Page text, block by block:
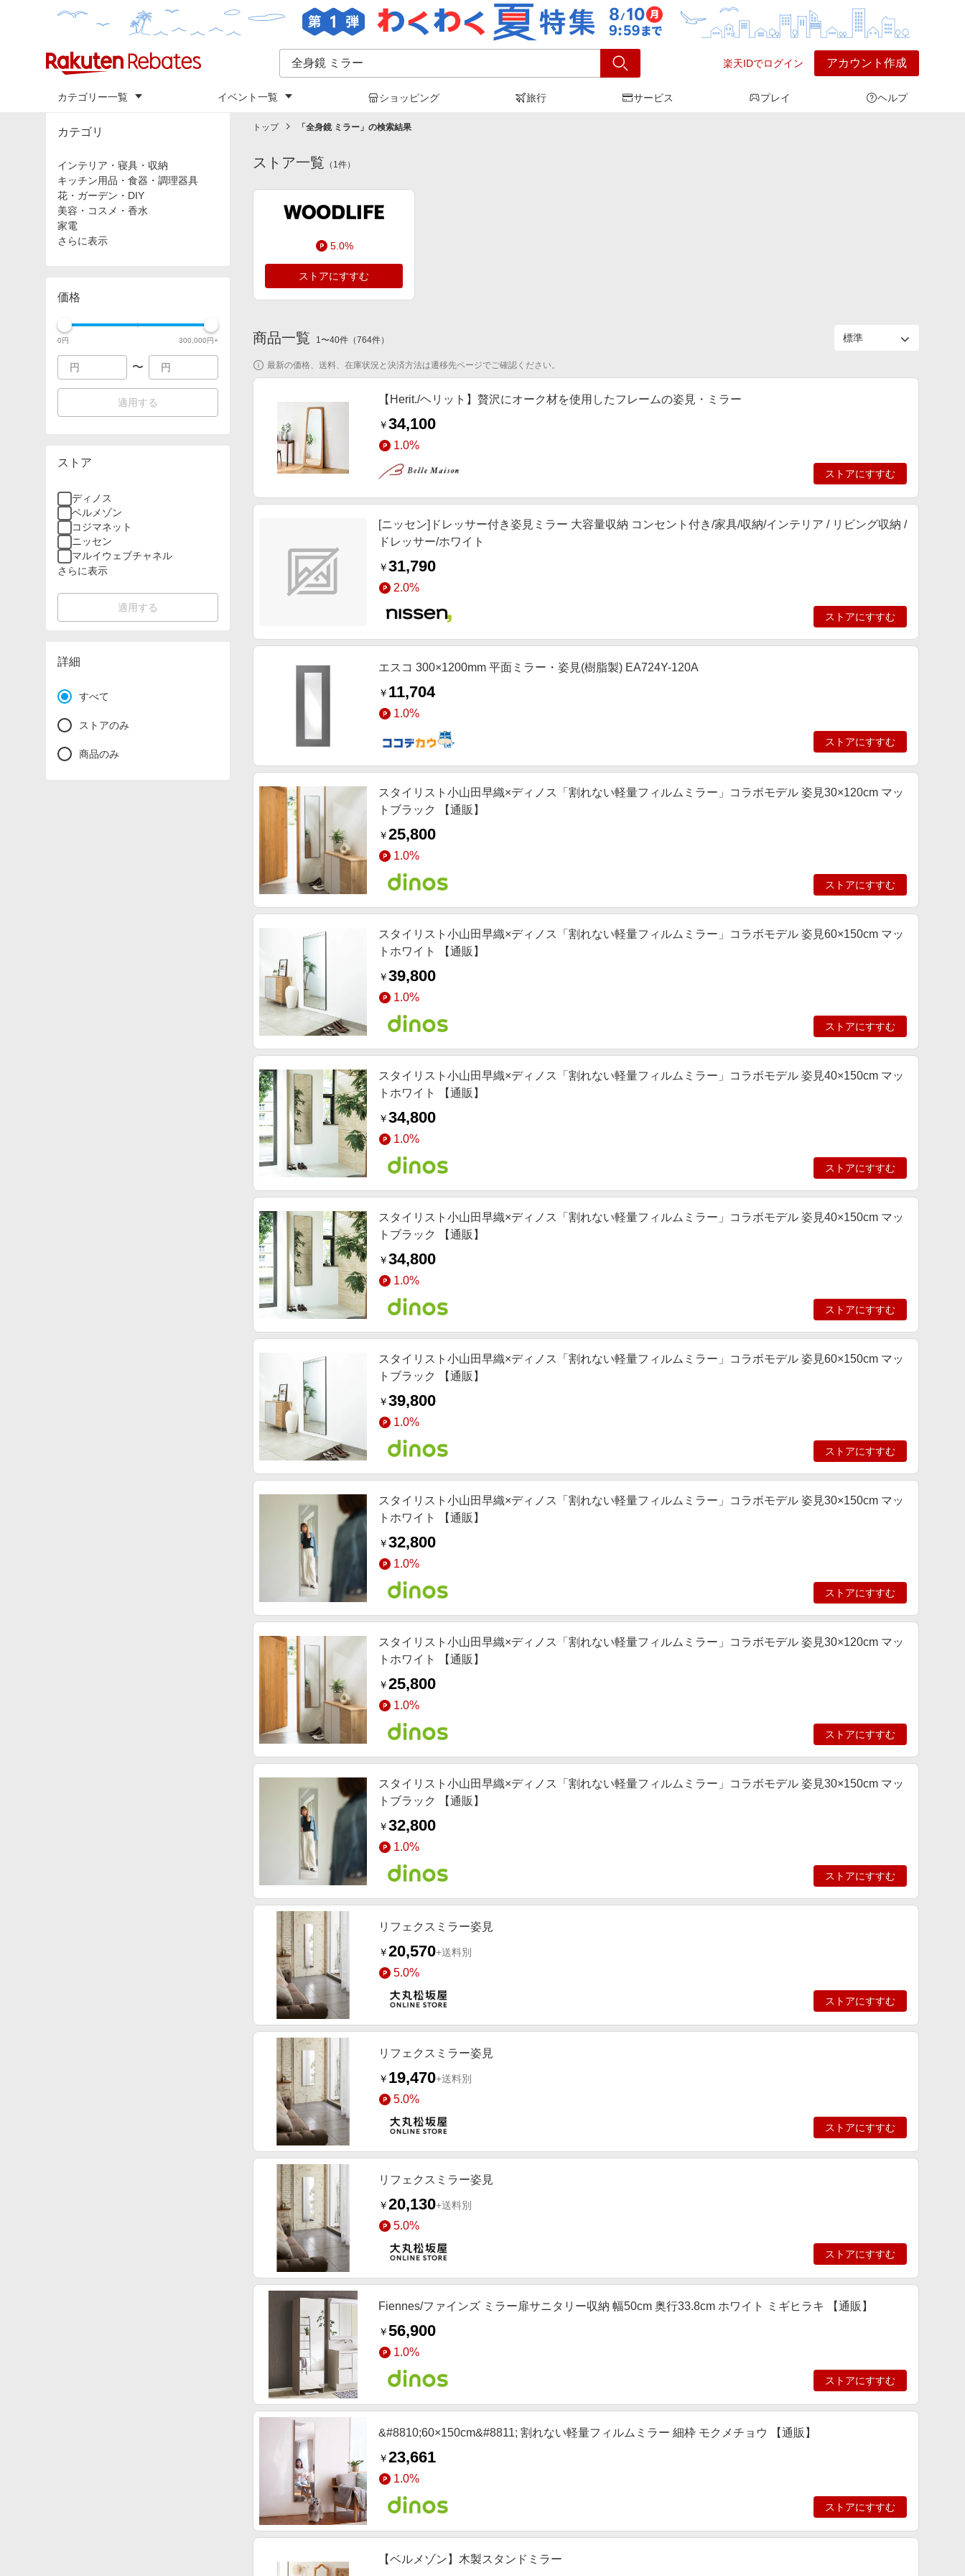
楽天IDでログイン アカウント作成
カテゴリー一覧 イベント一覧 ショッピング 旅行 サービス プレイ ヘルプ
カテゴリ
インテリア・寝具・収納
キッチン用品・食器・調理器具
花・ガーデン・DIY
美容・コスメ・香水
家電
さらに表示
価格
0円 300,000円+
〜
適用する
ストア
ディノス
ベルメゾン
コジマネット
ニッセン
マルイウェブチャネル
さらに表示
適用する
詳細
すべて
ストアのみ
商品のみ
トップ 「 全身鏡 ミラー 」の検索結果
ストア一覧 （ 1件）
5.0%
ストアにすすむ
商品一覧 1〜40件 （764件）
最新の価格、送料、在庫状況と決済方法は遷移先ページでご確認ください。
【Herit./ヘリット】贅沢にオーク材を使用したフレームの姿見・ミラー
￥34,100
1.0%
ストアにすすむ
[ニッセン]ドレッサー付き姿見ミラー 大容量収納 コンセント付き/家具/収納/インテリア / リビング収納 /
ドレッサー/ホワイト
￥31,790
2.0%
ストアにすすむ
エスコ 300×1200mm 平面ミラー・姿見(樹脂製) EA724Y-120A
￥ 11,704
1.0%
ストアにすすむ
スタイリスト小山田早織×ディノス「割れない軽量フィルムミラー」コラボモデル 姿見30×120cm マッ
トブラック 【通販】
￥25,800
1.0%
ストアにすすむ
スタイリスト小山田早織×ディノス「割れない軽量フィルムミラー」コラボモデル 姿見60×150cm マッ
トホワイト 【通販】
￥39,800
1.0%
ストアにすすむ
スタイリスト小山田早織×ディノス「割れない軽量フィルムミラー」コラボモデル 姿見40×150cm マッ
トホワイト 【通販】
￥34,800
1.0%
ストアにすすむ
スタイリスト小山田早織×ディノス「割れない軽量フィルムミラー」コラボモデル 姿見40×150cm マッ
トブラック 【通販】
￥34,800
1.0%
ストアにすすむ
スタイリスト小山田早織×ディノス「割れない軽量フィルムミラー」コラボモデル 姿見60×150cm マッ
トブラック 【通販】
￥39,800
1.0%
ストアにすすむ
スタイリスト小山田早織×ディノス「割れない軽量フィルムミラー」コラボモデル 姿見30×150cm マッ
トホワイト 【通販】
￥32,800
1.0%
ストアにすすむ
スタイリスト小山田早織×ディノス「割れない軽量フィルムミラー」コラボモデル 姿見30×120cm マッ
トホワイト 【通販】
￥25,800
1.0%
ストアにすすむ
スタイリスト小山田早織×ディノス「割れない軽量フィルムミラー」コラボモデル 姿見30×150cm マッ
トブラック 【通販】
￥32,800
1.0%
ストアにすすむ
リフェクスミラー姿見
￥20,570+送料別
5.0%
ストアにすすむ
リフェクスミラー姿見
￥ 19,470+送料別
5.0%
ストアにすすむ
リフェクスミラー姿見
￥20,130+送料別
5.0%
ストアにすすむ
Fiennes/ファインズ ミラー扉サニタリー収納 幅50cm 奥行33.8cm ホワイト ミギヒラキ 【通販】
￥56,900
1.0%
ストアにすすむ
&#8810;60×150cm&#8811; 割れない軽量フィルムミラー 細枠 モクメチョウ 【通販】
￥23,661
1.0%
ストアにすすむ
【ベルメゾン】木製スタンドミラー